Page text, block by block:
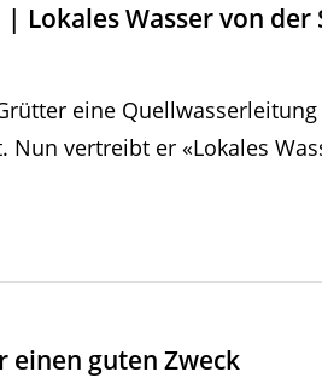
Lokales Wasser von der
eine
vertreibt er «Lokales
einen guten Zweck